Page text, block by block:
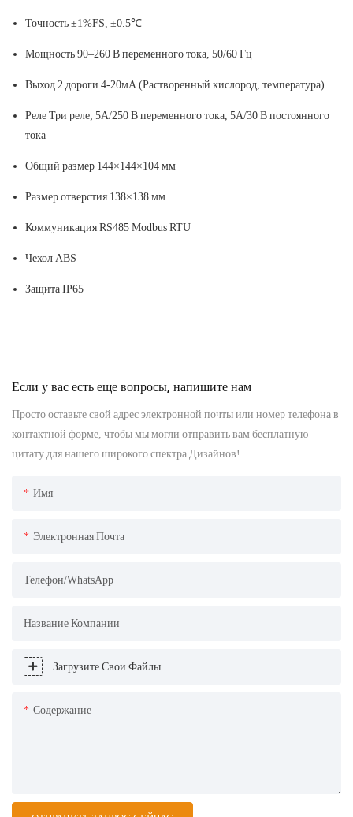
Точность±1%FS, ±0.5℃
Мощность90–260 В переменного тока, 50/60 Гц
Выход2 дороги 4-20мА (Растворенный кислород, температура)
РелеТри реле; 5А/250 В переменного тока, 5А/30 В постоянного
тока
Общий размер 144×144×104 мм
Размер отверстия 138×138 мм
КоммуникацияRS485 Modbus RTU
ЧехолABS
ЗащитаIP65
Если у вас есть еще вопросы, напишите нам
Просто оставьте свой адрес электронной почты или номер телефона в
контактной форме, чтобы мы могли отправить вам бесплатную
цитату для нашего широкого спектра Дизайнов!
Имя
Электронная Почта
Телефон/WhatsApp
Название Компании
Загрузите Свои Файлы
Содержание